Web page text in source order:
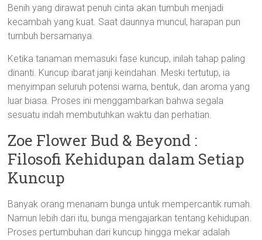
Benih yang dirawat penuh cinta akan tumbuh menjadi
kecambah yang kuat. Saat daunnya muncul, harapan pun
tumbuh bersamanya.
Ketika tanaman memasuki fase kuncup, inilah tahap paling
dinanti. Kuncup ibarat janji keindahan. Meski tertutup, ia
menyimpan seluruh potensi warna, bentuk, dan aroma yang
luar biasa. Proses ini menggambarkan bahwa segala
sesuatu indah membutuhkan waktu dan perhatian.
Zoe Flower Bud & Beyond :
Filosofi Kehidupan dalam Setiap
Kuncup
Banyak orang menanam bunga untuk mempercantik rumah.
Namun lebih dari itu, bunga mengajarkan tentang kehidupan.
Proses pertumbuhan dari kuncup hingga mekar adalah